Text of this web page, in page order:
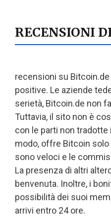
RECENSIONI
recensioni su
positive. Le aziende
serietà, Bitcoin.de non
Tuttavia, il sito non è
con le parti non
modo, offre Bitcoin
sono veloci e le
La presenza di altri
benvenuta. Inoltre, i
possibilità dei suoi
arrivi entro 24 ore.